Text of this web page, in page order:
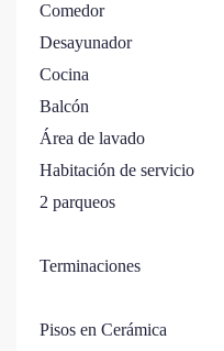
Comedor
Desayunador
Cocina
Balcón
Área de lavado
Habitación de servicio
2 parqueos
Terminaciones
Pisos en Cerámica